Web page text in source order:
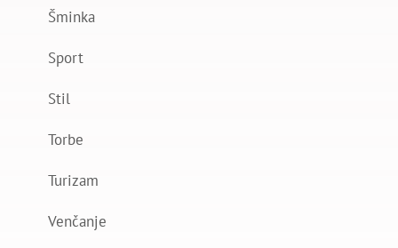
Šminka
Sport
Stil
Torbe
Turizam
Venčanje